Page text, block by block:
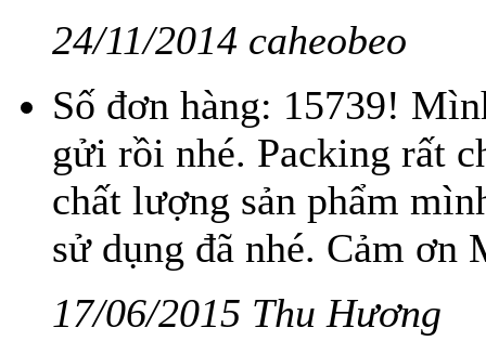
24/11/2014 caheobeo
Số đơn hàng: 15739!
gửi rồi nhé. Packing rất
chất lượng sản phẩm
sử dụng đã nhé. Cảm ơn
17/06/2015 Thu Hương